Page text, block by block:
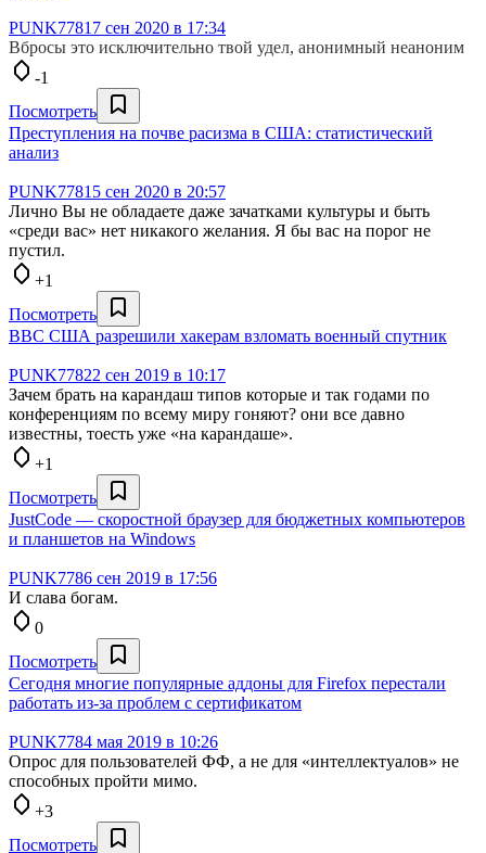
PUNK77817 сен 2020 в 17:34
Вбросы это исключительно твой удел, анонимный неаноним
-1
Посмотреть
Преступления на почве расизма в США: статистический
анализ
PUNK77815 сен 2020 в 20:57
Лично Вы не обладаете даже зачатками культуры и быть
«среди вас» нет никакого желания. Я бы вас на порог не
пустил.
+1
Посмотреть
ВВС США разрешили хакерам взломать военный спутник
PUNK77822 сен 2019 в 10:17
Зачем брать на карандаш типов которые и так годами по
конференциям по всему миру гоняют? они все давно
известны, тоесть уже «на карандаше».
+1
Посмотреть
JustCode — скоростной браузер для бюджетных компьютеров
и планшетов на Windows
PUNK7786 сен 2019 в 17:56
И слава богам.
0
Посмотреть
Сегодня многие популярные аддоны для Firefox перестали
работать из-за проблем с сертификатом
PUNK7784 мая 2019 в 10:26
Опрос для пользователей ФФ, а не для «интеллектуалов» не
способных пройти мимо.
+3
Посмотреть